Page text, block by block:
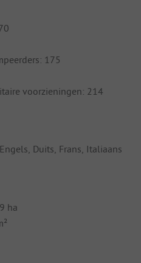
175
voorzieningen: 214
Duits, Frans, Italiaans
ha